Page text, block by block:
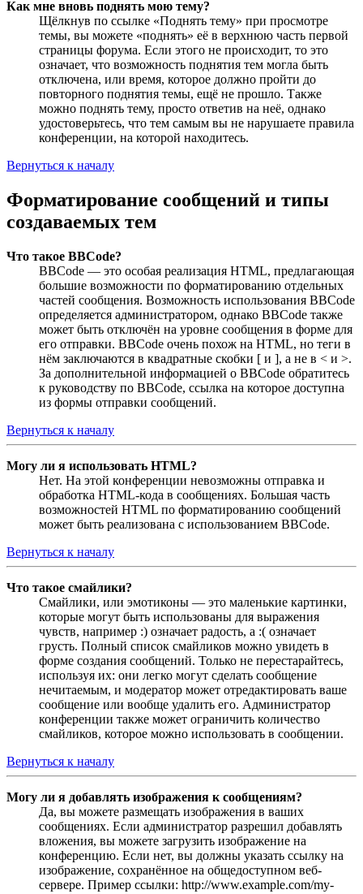
Как мне вновь поднять мою тему?
Щёлкнув по ссылке «Поднять тему» при просмотре
темы, вы можете «поднять» её в верхнюю часть первой
страницы форума. Если этого не происходит, то это
означает, что возможность поднятия тем могла быть
отключена, или время, которое должно пройти до
повторного поднятия темы, ещё не прошло. Также
можно поднять тему, просто ответив на неё, однако
удостоверьтесь, что тем самым вы не нарушаете правила
конференции, на которой находитесь.
Вернуться к началу
Форматирование сообщений и типы
создаваемых тем
Что такое BBCode?
BBCode — это особая реализация HTML, предлагающая
большие возможности по форматированию отдельных
частей сообщения. Возможность использования BBCode
определяется администратором, однако BBCode также
может быть отключён на уровне сообщения в форме для
его отправки. BBCode очень похож на HTML, но теги в
нём заключаются в квадратные скобки [ и ], а не в < и >.
За дополнительной информацией о BBCode обратитесь
к руководству по BBCode, ссылка на которое доступна
из формы отправки сообщений.
Вернуться к началу
Могу ли я использовать HTML?
Нет. На этой конференции невозможны отправка и
обработка HTML-кода в сообщениях. Большая часть
возможностей HTML по форматированию сообщений
может быть реализована с использованием BBCode.
Вернуться к началу
Что такое смайлики?
Смайлики, или эмотиконы — это маленькие картинки,
которые могут быть использованы для выражения
чувств, например :) означает радость, а :( означает
грусть. Полный список смайликов можно увидеть в
форме создания сообщений. Только не перестарайтесь,
используя их: они легко могут сделать сообщение
нечитаемым, и модератор может отредактировать ваше
сообщение или вообще удалить его. Администратор
конференции также может ограничить количество
смайликов, которое можно использовать в сообщении.
Вернуться к началу
Могу ли я добавлять изображения к сообщениям?
Да, вы можете размещать изображения в ваших
сообщениях. Если администратор разрешил добавлять
вложения, вы можете загрузить изображение на
конференцию. Если нет, вы должны указать ссылку на
изображение, сохранённое на общедоступном веб-
сервере. Пример ссылки: http://www.example.com/my-